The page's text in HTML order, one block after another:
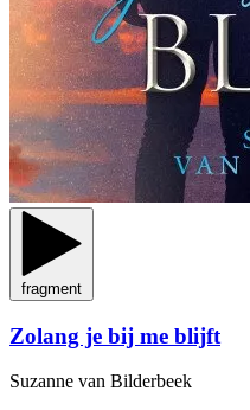
fragment
Zolang je bij me blijft
Suzanne van Bilderbeek